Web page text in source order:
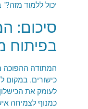
יכול ללמוד
סיכום:
בפיתוח
המתודה ההפוכה
כישורים. במקום
לעומק את
כמנוף לצמיחה